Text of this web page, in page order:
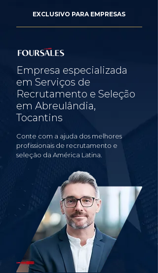
EXCLUSIVO PARA EMPRESAS
Empresa especializada
em Serviços de
Recrutamento e Seleção
em Abreulândia,
Tocantins
Conte com a ajuda dos melhores
profissionais de recrutamento e
seleção da América Latina.